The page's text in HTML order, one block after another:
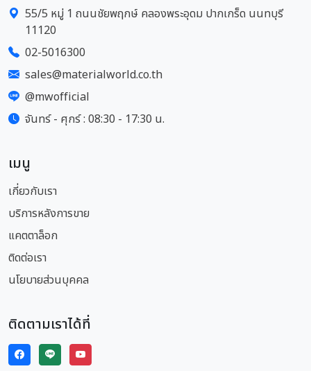
55/5 หมู่ 1 ถนนชัยพฤกษ์ คลองพระอุดม ปากเกร็ด นนทบุรี
11120
02-5016300
sales@materialworld.co.th
@mwofficial
จันทร์ - ศุกร์ : 08:30 - 17:30 น.
เมนู
เกี่ยวกับเรา
บริการหลังการขาย
แคตตาล็อก
ติดต่อเรา
นโยบายส่วนบุคคล
ติดตามเราได้ที่